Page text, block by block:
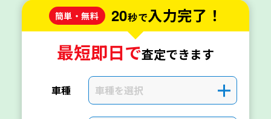
簡単・無料
20秒で入力完了！
最短即日で査定できます
車種 車種を選択 ＋